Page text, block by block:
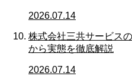
2026.07.14
株式会社三共サービス
から実態を徹底解説
2026.07.14